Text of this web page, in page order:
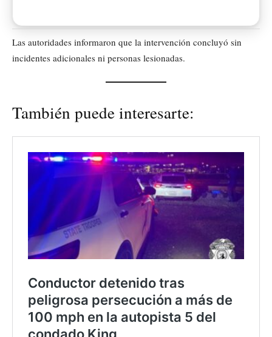
Las autoridades informaron que la intervención concluyó sin
incidentes adicionales ni personas lesionadas.
También puede interesarte: